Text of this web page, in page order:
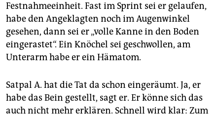
Festnahmeeinheit. Fast im Sprint sei er gelaufen,
habe den Angeklagten noch im Augenwinkel
gesehen, dann sei er „volle Kanne in den Boden
eingerastet“. Ein Knöchel sei geschwollen, am
Unterarm habe er ein Hämatom.
Satpal A. hat die Tat da schon eingeräumt. Ja, er
habe das Bein gestellt, sagt er. Er könne sich das
auch nicht mehr erklären. Schnell wird klar: Zum